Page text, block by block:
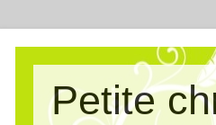
Petite